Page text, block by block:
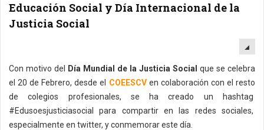
Educación Social y Día Internacional de la
Justicia Social
Con motivo del Día Mundial de la Justicia Social que se celebra
el 20 de Febrero, desde el COEESCVen colaboración con el resto
de colegios profesionales, se ha creado un hashtag
#Edusoesjusticiasocial para compartir en las redes sociales,
especialmente en twitter, y conmemorar este día.